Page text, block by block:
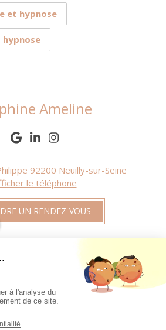
et hypnose
Ameline
92200 Neuilly-sur-Seine
le téléphone
UN RENDEZ-VOUS
- Sophrologue, Hypnose
Rêve éveillé